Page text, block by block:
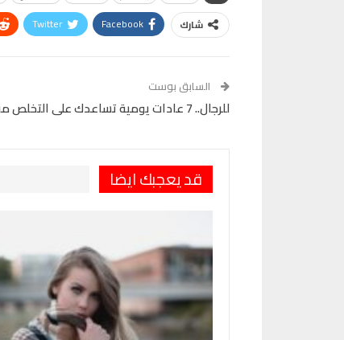
شارك Facebook
Twitter
السابق بوست
للرجال.. 7 عادات يومية تساعدك على التخلص من حب الشباب
قد يعجبك ايضا